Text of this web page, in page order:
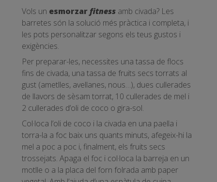
Vols un esmorzar fitness amb civada? Les
barretes són la solució més pràctica i completa, i
les pots personalitzar segons els teus gustos i
exigències.
Per preparar-les, necessites una tassa de flocs
fins de civada, una tassa de fruits secs torrats al
gust (ametlles, avellanes, nous…), dues cullerades
de llavors de sèsam torrat, 10 cullerades de mel i
2 cullerades d’oli de coco o gira-sol.
Col·loca l’oli de coco i la civada en una paella i
torra-la a foc baix uns quants minuts, afegeix-hi la
mel a poc a poc i, finalment, els fruits secs
trossejats. Apaga el foc i col·loca la barreja en un
motlle o a la placa del forn folrada amb paper